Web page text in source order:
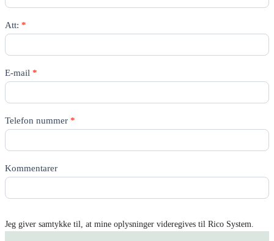
Att: *
E-mail *
Telefon nummer *
Kommentarer
Jeg giver samtykke til, at mine oplysninger videregives til Rico System.